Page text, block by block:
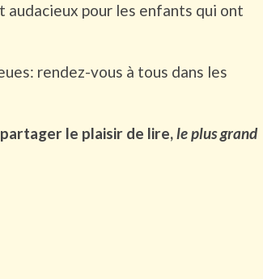
pour les enfants qui ont
rendez-vous à tous dans les
le plaisir de lire,le plus grand